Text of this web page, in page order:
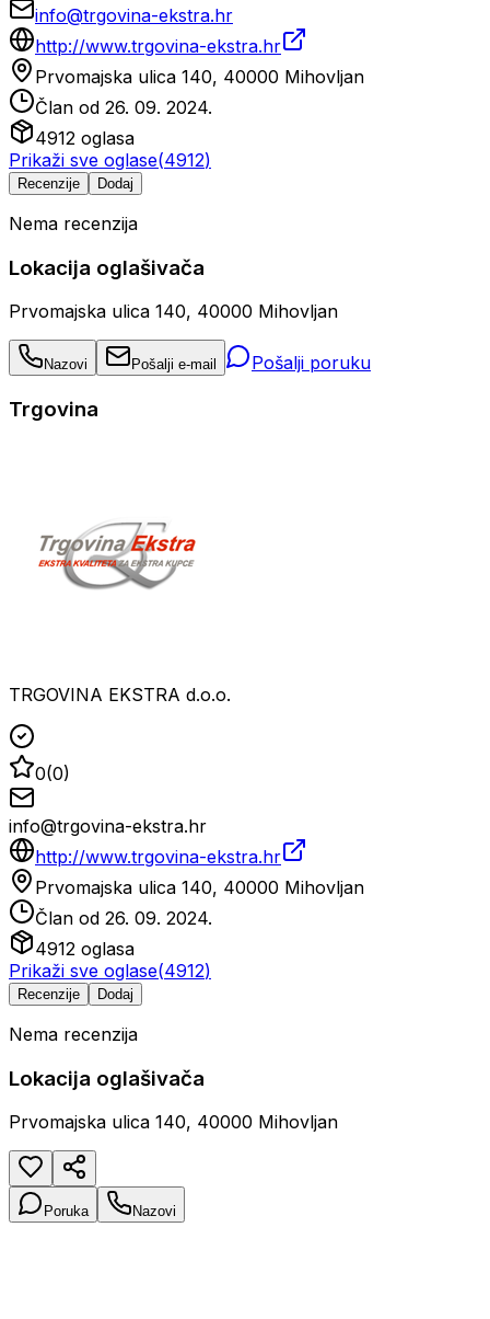
info@trgovina-ekstra.hr
http://www.trgovina-ekstra.hr
Prvomajska ulica 140, 40000 Mihovljan
Član od 26. 09. 2024.
4912 oglasa
Prikaži sve oglase(4912)
Recenzije Dodaj
Nema recenzija
Lokacija oglašivača
Prvomajska ulica 140, 40000 Mihovljan
Nazovi Pošalji e-mail Pošalji poruku
Trgovina
TRGOVINA EKSTRA d.o.o.
0(0)
info@trgovina-ekstra.hr
http://www.trgovina-ekstra.hr
Prvomajska ulica 140, 40000 Mihovljan
Član od 26. 09. 2024.
4912 oglasa
Prikaži sve oglase(4912)
Recenzije Dodaj
Nema recenzija
Lokacija oglašivača
Prvomajska ulica 140, 40000 Mihovljan
Poruka Nazovi